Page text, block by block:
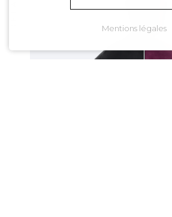
Mentions légales